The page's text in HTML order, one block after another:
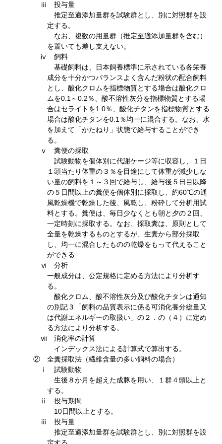
ⅲ 投与量
推定至適添加量群を試験群とし、別に対照群を設
定する。
なお、複数の用量群（推定至適添加量群を含む）
を置いても差し支えない。
ⅳ 飼料
基礎飼料は、日本飼養標準に示されている各栄養
成分を十分かつバランスよく含んだ粉状の配合飼料
とし、酸化クロムを指標物質とする場合は酸化クロ
ムを0.1～0.2％、酸不溶性灰分を指標物質とする場
合はセライトを1.0％、酸化チタンを指標物質とする
場合は酸化チタンを0.1％均一に混合する。なお、水
を加えて「かたねり」状態で給与することができ
る。
ⅴ 糞便の採取
試験動物を個体別に代謝ケージ等に収容し、１日
１頭当たり体重の３％を目途にして体重が減少しな
い量の飼料を１～３回で給与し、給与後５日目以降
の５日間以上の糞便を個体別に採取し、約60℃の通
風乾燥機で乾燥した後、風乾し、粉砕して分析用試
料とする。糞便は、毎日少なくとも朝と夕の２回、
一定時刻に採取する。なお、採取糞は、原則として
全量を乾燥するものとするが、生糞から部分採取
し、均一に混合したものの乾燥をもって代えること
ができる
ⅵ 分析
一般成分は、公定規格に定める方法により分析す
る。
酸化クロム、酸不溶性灰分及び酸化チタンは通知
の別記３「飼料の品質表示に係る可消化養分総量又
は代謝エネルギーの取扱い」の２．の（４）に定め
る方法により分析する。
ⅶ 消化率の計算
インデックス法による計算式で算出する。
② 全糞採取法（繊維含量の多い飼料の場合）
ⅰ 試験動物
生後８か月を超えた成豚を用い、１群４頭以上と
する。
ⅱ 投与期間
10日間以上とする。
ⅲ 投与量
推定至適添加量群を試験群とし、別に対照群を設